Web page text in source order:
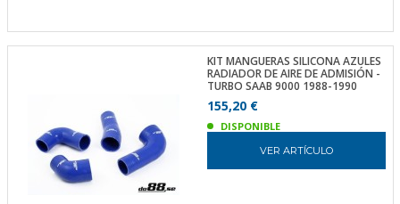
KIT MANGUERAS SILICONA AZULES
RADIADOR DE AIRE DE ADMISIÓN -
TURBO SAAB 9000 1988-1990
155,20 €
DISPONIBLE
VER ARTÍCULO